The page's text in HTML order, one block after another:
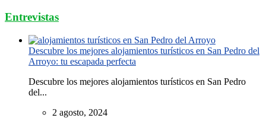
Entrevistas
Descubre los mejores alojamientos turísticos en San Pedro del
Arroyo: tu escapada perfecta
Descubre los mejores alojamientos turísticos en San Pedro
del...
2 agosto, 2024